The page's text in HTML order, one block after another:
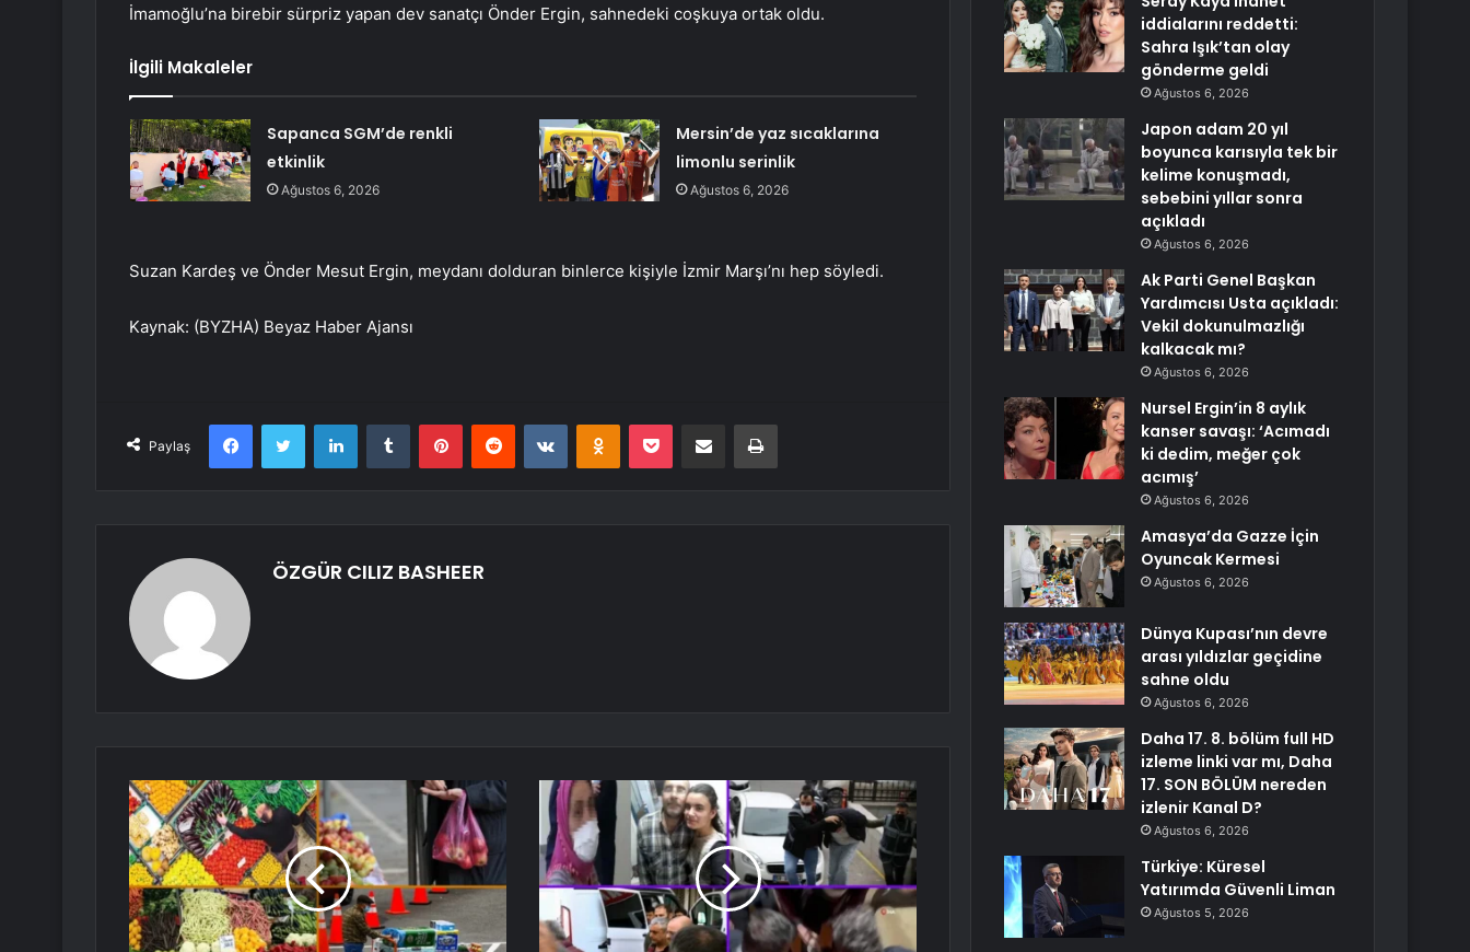
İmamoğlu’na birebir sürpriz yapan dev sanatçı Önder Ergin, sahnedeki coşkuya ortak oldu.
İlgili Makaleler
Sapanca SGM’de renkli
etkinlik
Ağustos 6, 2026
Mersin’de yaz sıcaklarına
limonlu serinlik
Ağustos 6, 2026
Suzan Kardeş ve Önder Mesut Ergin, meydanı dolduran binlerce kişiyle İzmir Marşı’nı hep söyledi.
Kaynak: (BYZHA) Beyaz Haber Ajansı
Paylaş
FacebookTwitter LinkedInTumblr PinterestReddit VKontakteOdnoklassniki
Pocket E-Posta ile paylaş Yazdır
ÖZGÜR CILIZ BASHEER
iddialarını reddetti:
Sahra Işık’tan olay
gönderme geldi
Ağustos 6, 2026
Japon adam 20 yıl
boyunca karısıyla tek bir
kelime konuşmadı,
sebebini yıllar sonra
açıkladı
Ağustos 6, 2026
Ak Parti Genel Başkan
Yardımcısı Usta açıkladı:
Vekil dokunulmazlığı
kalkacak mı?
Ağustos 6, 2026
Nursel Ergin’in 8 aylık
kanser savaşı: ‘Acımadı
ki dedim, meğer çok
acımış’
Ağustos 6, 2026
Amasya’da Gazze İçin
Oyuncak Kermesi
Ağustos 6, 2026
Dünya Kupası’nın devre
arası yıldızlar geçidine
sahne oldu
Ağustos 6, 2026
Daha 17. 8. bölüm full HD
izleme linki var mı, Daha
17. SON BÖLÜM nereden
izlenir Kanal D?
Ağustos 6, 2026
Türkiye: Küresel
Yatırımda Güvenli Liman
Ağustos 5, 2026